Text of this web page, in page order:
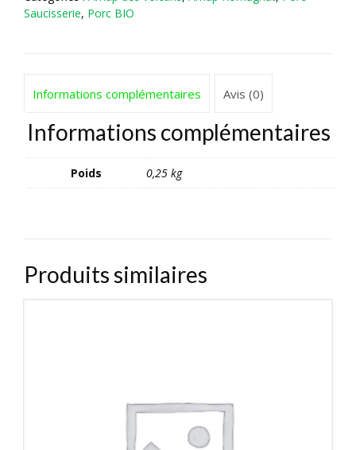
Saucisserie, Porc BIO
Informations complémentaires Avis (0)
Informations complémentaires
Poids 0,25 kg
Produits similaires